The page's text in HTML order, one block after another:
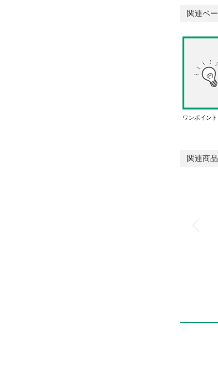
関連ペ
ワンポイン
関連商品